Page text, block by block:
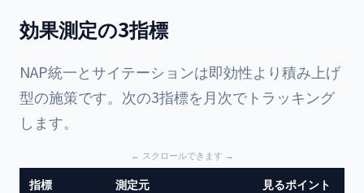
効果測定の3指標
NAP統一とサイテーションは即効性より積み上げ
型の施策です。次の3指標を月次でトラッキング
します。
指標 測定元 見るポイント